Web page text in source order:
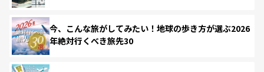
今、こんな旅がしてみたい！地球の歩き方が選ぶ2026
年絶対行くべき旅先30